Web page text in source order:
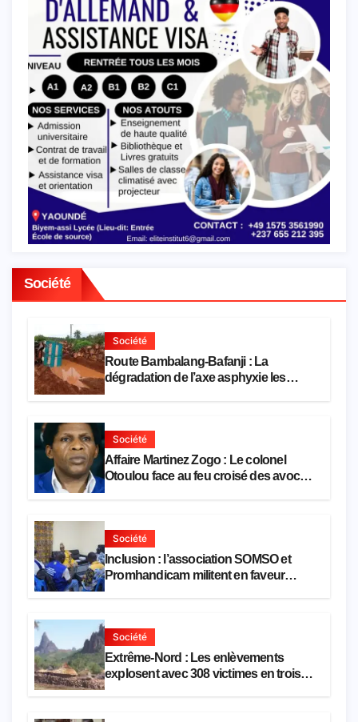
Société
Société
Route Bambalang-Bafanji : La
dégradation de l’axe asphyxie les
Société
Affaire Martinez Zogo : Le colonel
Otoulou face au feu croisé des avocats
Société
Inclusion : l’association SOMSO et
Promhandicam militent en faveur
Société
Extrême-Nord : Les enlèvements
explosent avec 308 victimes en trois